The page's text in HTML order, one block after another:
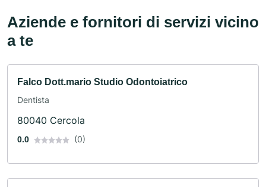
Aziende e fornitori di servizi vicino
a te
Falco Dott.mario Studio Odontoiatrico
Dentista
80040 Cercola
0.0 (0)